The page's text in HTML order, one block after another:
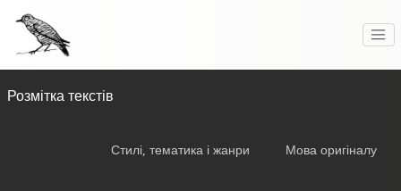
Розмітка текстів
Стилі, тематика і жанри Мова оригіналу